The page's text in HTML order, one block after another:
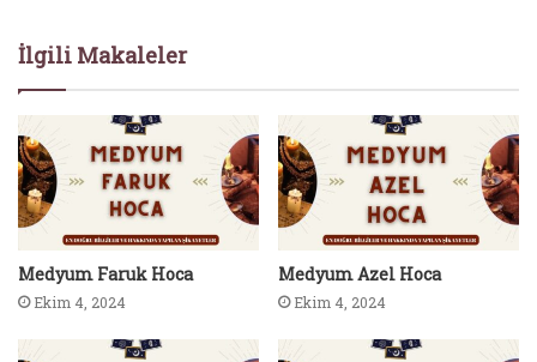
İlgili Makaleler
Medyum Faruk Hoca
Ekim 4, 2024
Medyum Azel Hoca
Ekim 4, 2024